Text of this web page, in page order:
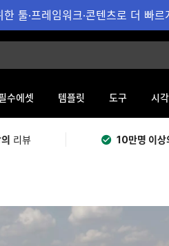
한 툴·프레임워크·콘텐츠로 더 빠
수에셋 템플릿 도구 시
리뷰 10만명 이상